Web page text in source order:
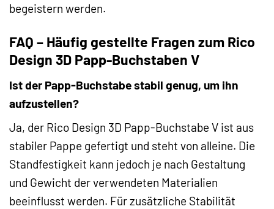
begeistern werden.
FAQ – Häufig gestellte Fragen zum Rico
Design 3D Papp-Buchstaben V
Ist der Papp-Buchstabe stabil genug, um ihn
aufzustellen?
Ja, der Rico Design 3D Papp-Buchstabe V ist aus
stabiler Pappe gefertigt und steht von alleine. Die
Standfestigkeit kann jedoch je nach Gestaltung
und Gewicht der verwendeten Materialien
beeinflusst werden. Für zusätzliche Stabilität